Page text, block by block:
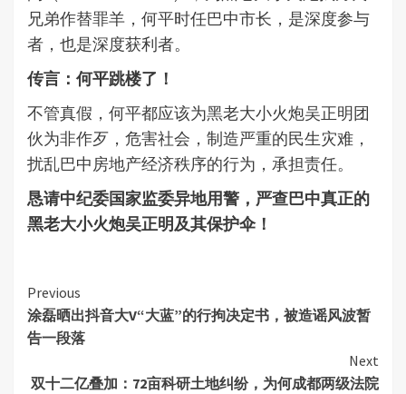
兄弟作替罪羊，何平时任巴中市长，是深度参与
者，也是深度获利者。
传言：何平跳楼了！
不管真假，何平都应该为黑老大小火炮吴正明团
伙为非作歹，危害社会，制造严重的民生灾难，
扰乱巴中房地产经济秩序的行为，承担责任。
恳请中纪委国家监委异地用警，严查巴中真正的
黑老大小火炮吴正明及其保护伞！
Continue
Reading
Previous
涂磊晒出抖音大V“大蓝”的行拘决定书，被造谣风波暂
告一段落
Next
双十二亿叠加：72亩科研土地纠纷，为何成都两级法院